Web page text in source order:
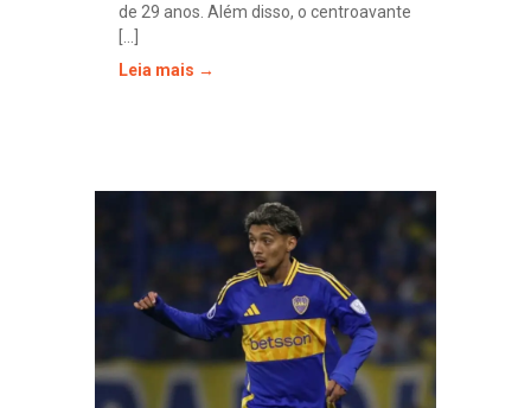
de 29 anos. Além disso, o centroavante
Leia mais →